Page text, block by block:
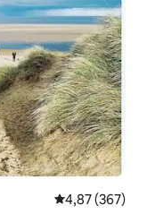
5 üzerinden
4,87 (367)